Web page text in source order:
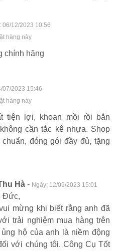
06/12/2023 10:56
hàng này
chính hãng
07/2023 15:46
hàng này
tiện lợi, khoan mồi rồi bắn
cần tắc kê nhựa. Shop
đóng gói đầy đủ, tặng
Hà - Ngày: 12/09/2023 15:01
Đức,
mừng khi biết rằng anh đã
trải nghiệm mua hàng trên
hộ của anh là niềm động
với chúng tôi. Công Cụ Tốt